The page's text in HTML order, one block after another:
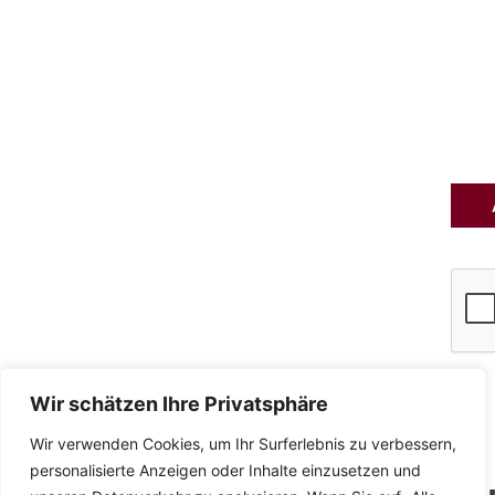
Wir schätzen Ihre Privatsphäre
Wir verwenden Cookies, um Ihr Surferlebnis zu verbessern,
personalisierte Anzeigen oder Inhalte einzusetzen und